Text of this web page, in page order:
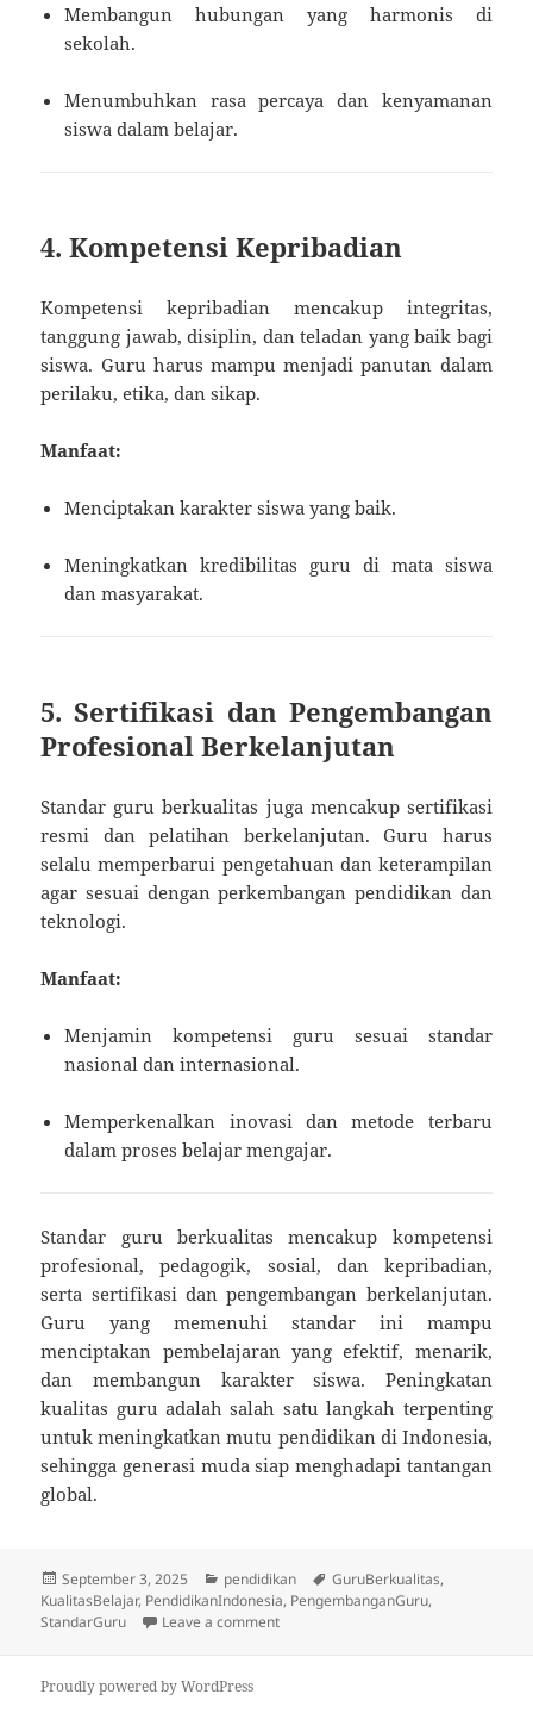
Membangun hubungan yang harmonis di
sekolah.
Menumbuhkan rasa percaya dan kenyamanan
siswa dalam belajar.
4. Kompetensi Kepribadian
Kompetensi kepribadian mencakup integritas,
tanggung jawab, disiplin, dan teladan yang baik bagi
siswa. Guru harus mampu menjadi panutan dalam
perilaku, etika, dan sikap.
Manfaat:
Menciptakan karakter siswa yang baik.
Meningkatkan kredibilitas guru di mata siswa
dan masyarakat.
5. Sertifikasi dan Pengembangan
Profesional Berkelanjutan
Standar guru berkualitas juga mencakup sertifikasi
resmi dan pelatihan berkelanjutan. Guru harus
selalu memperbarui pengetahuan dan keterampilan
agar sesuai dengan perkembangan pendidikan dan
teknologi.
Manfaat:
Menjamin kompetensi guru sesuai standar
nasional dan internasional.
Memperkenalkan inovasi dan metode terbaru
dalam proses belajar mengajar.
Standar guru berkualitas mencakup kompetensi
profesional, pedagogik, sosial, dan kepribadian,
serta sertifikasi dan pengembangan berkelanjutan.
Guru yang memenuhi standar ini mampu
menciptakan pembelajaran yang efektif, menarik,
dan membangun karakter siswa. Peningkatan
kualitas guru adalah salah satu langkah terpenting
untuk meningkatkan mutu pendidikan di Indonesia,
sehingga generasi muda siap menghadapi tantangan
global.
Posted
on
September 3, 2025 Categories
pendidikan Tags
GuruBerkualitas,
KualitasBelajar, PendidikanIndonesia, PengembanganGuru,
StandarGuru
Leave a commenton Standar Guru Berkualitas: Kunci
Proudly powered by WordPress